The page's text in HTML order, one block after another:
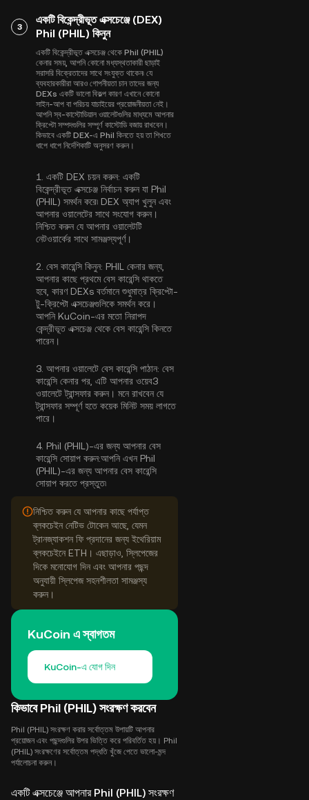
3
একটি বিকেন্দ্রীভূত এক্সচেঞ্জে (DEX)
Phil (PHIL) কিনুন
একটি বিকেন্দ্রীভূত এক্সচেঞ্জ থেকে Phil (PHIL)
কেনার সময়, আপনি কোনো মধ্যস্থতাকারী ছাড়াই
সরাসরি বিক্রেতাদের সাথে সংযুক্ত থাকেন৷ যে
ব্যবহারকারীরা আরও গোপনীয়তা চান তাদের জন্য
DEXs একটি ভালো বিকল্প কারণ এখানে কোনো
সাইন-আপ বা পরিচয় যাচাইয়ের প্রয়োজনীয়তা নেই।
আপনি স্ব-কাস্টোডিয়াল ওয়ালেটগুলির মাধ্যমে আপনার
ক্রিপ্টো সম্পদগুলির সম্পূর্ণ কাস্টোডি বজায় রাখবেন।
কিভাবে একটি DEX-এ Phil কিনতে হয় তা শিখতে
ধাপে ধাপে নির্দেশিকাটি অনুসরণ করুন।
1. একটি DEX চয়ন করুন: একটি
বিকেন্দ্রীভূত এক্সচেঞ্জ নির্বাচন করুন যা Phil
(PHIL) সমর্থন করে৷ DEX অ্যাপ খুলুন এবং
আপনার ওয়ালেটের সাথে সংযোগ করুন।
নিশ্চিত করুন যে আপনার ওয়ালেটটি
নেটওয়ার্কের সাথে সামঞ্জস্যপূর্ণ।
2. বেস কারেন্সি কিনুন: PHIL কেনার জন্য,
আপনার কাছে প্রথমে বেস কারেন্সি থাকতে
হবে, কারণ DEXs বর্তমানে শুধুমাত্র ক্রিপ্টো-
টু-ক্রিপ্টো এক্সচেঞ্জগুলিকে সমর্থন করে।
আপনি KuCoin-এর মতো নিরাপদ
কেন্দ্রীভূত এক্সচেঞ্জ থেকে বেস কারেন্সি কিনতে
পারেন।
3. আপনার ওয়ালেটে বেস কারেন্সি পাঠান: বেস
কারেন্সি কেনার পর, এটি আপনার ওয়েব3
ওয়ালেটে ট্রান্সফার করুন। মনে রাখবেন যে
ট্রান্সফার সম্পূর্ণ হতে কয়েক মিনিট সময় লাগতে
পারে।
4. Phil (PHIL)-এর জন্য আপনার বেস
কারেন্সি সোয়াপ করুন:আপনি এখন Phil
(PHIL)-এর জন্য আপনার বেস কারেন্সি
সোয়াপ করতে প্রস্তুত৷
নিশ্চিত করুন যে আপনার কাছে পর্যাপ্ত
ব্লকচেইন নেটিভ টোকেন আছে, যেমন
ট্রানজ্যাকশন ফি প্রদানের জন্য ইথেরিয়াম
ব্লকচেইনে ETH। এছাড়াও, স্লিপেজের
দিকে মনোযোগ দিন এবং আপনার পছন্দ
অনুযায়ী স্লিপেজ সহনশীলতা সামঞ্জস্য
করুন।
KuCoin এ স্বাগতম
KuCoin-এ যোগ দিন
কিভাবে Phil (PHIL) সংরক্ষণ করবেন
Phil (PHIL) সংরক্ষণ করার সর্বোত্তম উপায়টি আপনার
প্রয়োজন এবং পছন্দগুলির উপর ভিত্তি করে পরিবর্তিত হয়। Phil
(PHIL) সংরক্ষণের সর্বোত্তম পদ্ধতি খুঁজে পেতে ভালো-মন্দ
পর্যালোচনা করুন।
একটি এক্সচেঞ্জে আপনার Phil (PHIL) সংরক্ষণ